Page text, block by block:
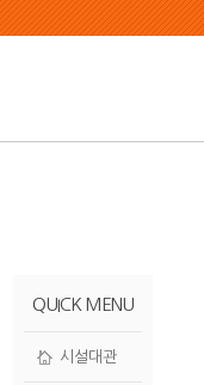
QUICK MENU
시설대관